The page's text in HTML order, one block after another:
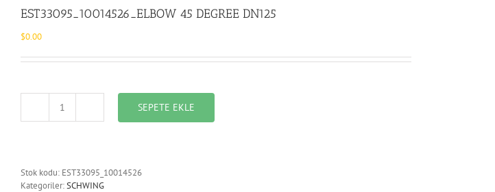
EST33095_10014526_ELBOW 45 DEGREE DN125
$0.00
EST33095_10014526_ELBOW
SEPETE EKLE
Stok kodu: EST33095_10014526
Kategoriler:SCHWING